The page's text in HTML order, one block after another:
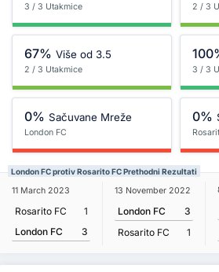
3 / 3 Utakmice 2 / 3
67% Više od 3.5
2 / 3 Utakmice 3 / 3
0% Sačuvane Mreže
London FC
0%
London FC protiv Rosarito FC Prethodni Rezultati
11 March 2023
Rosarito FC
1
London FC
3
13 November 2022
London FC
3
Rosarito FC
1